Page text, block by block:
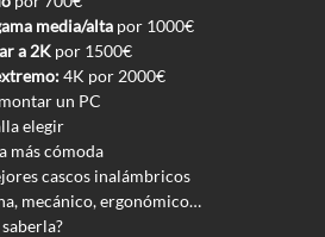
media/alta por 1000€
a 2K por 1500€
4K por 2000€
un PC
elegir
más cómoda
cascos inalámbricos
mecánico, ergonómico…